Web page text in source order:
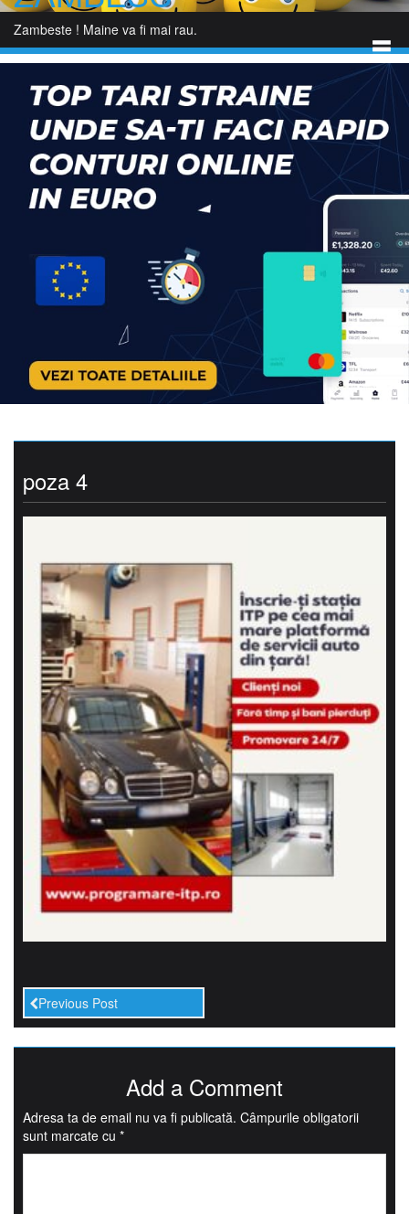
Skip
content
Zambeste ! Maine va fi mai rau.
poza 4
Previous Post
Add a Comment
Adresa ta de email nu va fi publicată. Câmpurile obligatorii
sunt marcate cu *